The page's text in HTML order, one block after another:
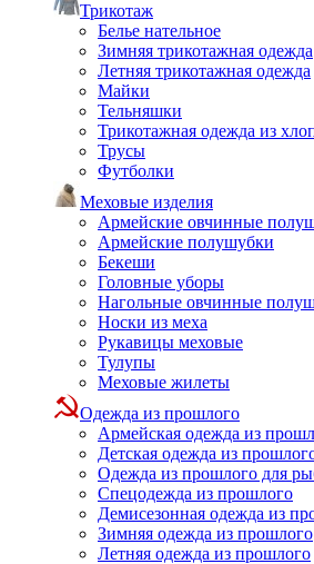
Трикотаж
Белье нательное
Зимняя трикотажная одежда
Летняя трикотажная одежда
Майки
Тельняшки
Трикотажная одежда из
Трусы
Футболки
Меховые изделия
Армейские овчинные
Армейские полушубки
Бекеши
Головные уборы
Нагольные овчинные
Носки из меха
Рукавицы меховые
Тулупы
Меховые жилеты
Одежда из прошлого
Армейская одежда из
Детская одежда из
Одежда из прошлого для
Спецодежда из прошлого
Демисезонная одежда из
Зимняя одежда из прошлого
Летняя одежда из прошлого